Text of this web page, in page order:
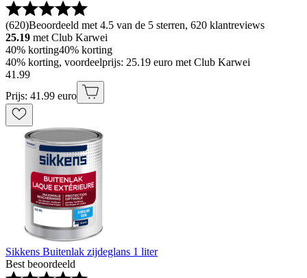
(620)Beoordeeld met 4.5 van de 5 sterren, 620 klantreviews
25.19 met Club Karwei
40% korting40% korting
40% korting, voordeelprijs: 25.19 euro met Club Karwei
41 .99
Prijs: 41.99 euro
Sikkens Buitenlak zijdeglans 1 liter
Best beoordeeld